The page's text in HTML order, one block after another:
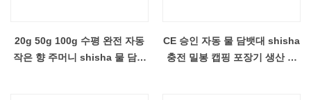
20g 50g 100g 수평 완전 자동
작은 향 주머니 shisha 물 담뱃
CE 승인 자동 물 담뱃대 shisha
충전 밀봉 캡핑 포장기 생산 라